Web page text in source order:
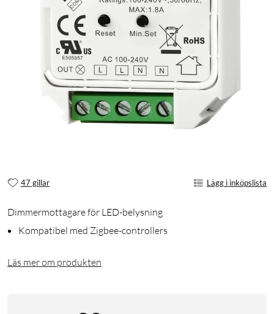
47 gillar Lägg i inköpslista
Dimmermottagare för LED-belysning
Kompatibel med Zigbee-controllers
Läs mer om produkten